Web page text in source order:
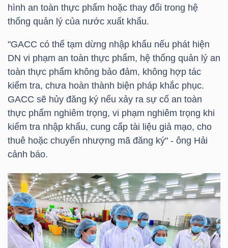
hình an toàn thực phẩm hoặc thay đổi trong hệ
thống quản lý của nước xuất khẩu.
"GACC có thể tạm dừng nhập khẩu nếu phát hiện
DN vi phạm an toàn thực phẩm, hệ thống quản lý an
toàn thực phẩm không bảo đảm, không hợp tác
kiểm tra, chưa hoàn thành biện pháp khắc phục.
GACC sẽ hủy đăng ký nếu xảy ra sự cố an toàn
thực phẩm nghiêm trọng, vi phạm nghiêm trọng khi
kiểm tra nhập khẩu, cung cấp tài liệu giả mạo, cho
thuê hoặc chuyển nhượng mã đăng ký" - ông Hải
cảnh báo.
PHIẾU
TRÁI
CÔNG
CỤ
ĐẦU